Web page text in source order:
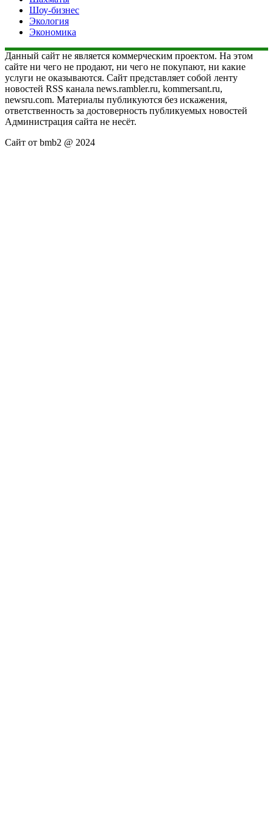
Шоу-бизнес
Экология
Экономика
Данный сайт не является коммерческим проектом. На этом
сайте ни чего не продают, ни чего не покупают, ни какие
услуги не оказываются. Сайт представляет собой ленту
новостей RSS канала news.rambler.ru, kommersant.ru,
newsru.com. Материалы публикуются без искажения,
ответственность за достоверность публикуемых новостей
Администрация сайта не несёт.
Сайт от bmb2 @ 2024